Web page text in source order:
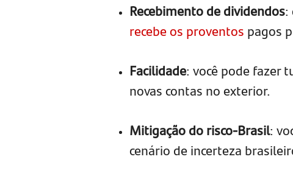
Recebimento de dividendos:
recebe os proventos pagos
Facilidade: você pode fazer
novas contas no exterior.
Mitigação do risco-Brasil:
cenário de incerteza